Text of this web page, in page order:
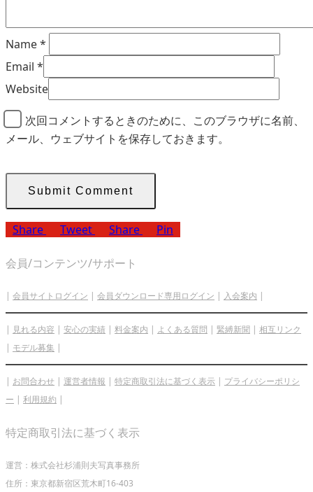
Name*
Email *
Website
次回コメントするときのために、このブラウザに名前、
メール、ウェブサイトを保存しておきます。
Share Tweet Share Pin
会員/コンテンツ/サポート
| 会員サイトログイン | 会員ダウンロード専用ログイン | 入会案内 |
| 見れる内容 | 安心の実績 | 料金案内 | よくある質問 | 緊縛新聞 | 相互リンク
| モデル募集 |
| お問合わせ | 運営者情報 | 特定商取引法に基づく表示 | プライバシーポリシ
ー | 利用規約 |
特定商取引法に基づく表示
運営：株式会社杉浦則夫写真事務所
住所：東京都新宿区荒木町16-403